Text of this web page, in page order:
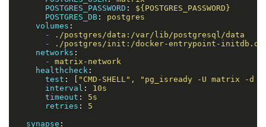
POSTGRES_PASSWORD :
${POSTGRES_PASSWORD}
POSTGRES_DB :
postgres
volumes :
-
./postgres/data:/var/lib/postgresql/data
-
./postgres/init:/docker-entrypoint-
networks :
-
matrix-network
healthcheck :
test :
["CMD-SHELL", "pg_isready -U matrix -d
interval :
10s
timeout :
5s
retries :
5
synapse :